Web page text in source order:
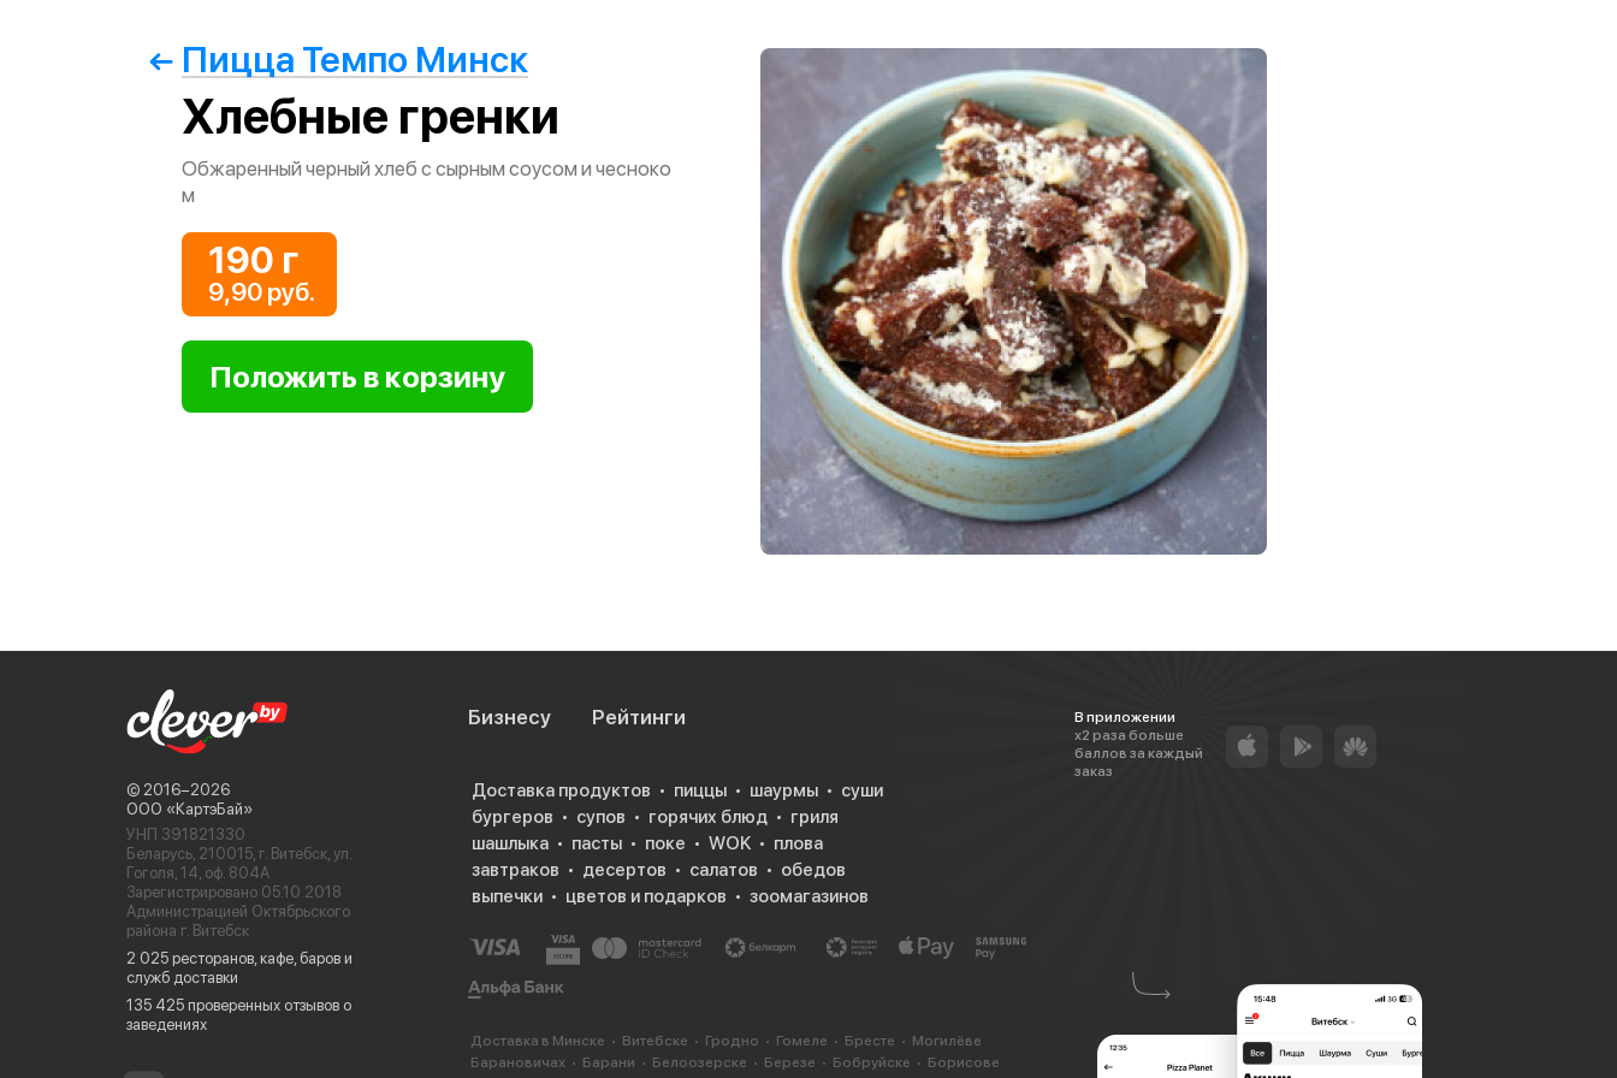
Пицца Темпо Минск
Хлебные гренки
Обжаренный черный хлеб с сырным соусом и чесноко
м
190 г
9,90 руб.
© 2016−2026
ООО «КартэБай»
УНП 391821330
Беларусь, 210015, г. Витебск, ул.
Гоголя, 14, оф. 804А
Зарегистрировано 05.10.2018
Администрацией Октябрьского
района г. Витебск
2 025 ресторанов, кафе, баров и
служб доставки
135 425 проверенных отзывов о
заведениях
Бизнесу Рейтинги
В приложении
х2 раза больше
баллов за каждый
заказ
Доставка продуктов пиццы шаурмы
суши
бургеров
супов горячих блюд
гриля
шашлыка
пасты поке WOK
плова
завтраков
десертов салатов
обедов
выпечки
цветов и подарков зоомагазинов
Доставка в Минске Витебске Гродно Гомеле Бресте
Могилёве
Барановичах
Барани Белоозерске Березе Бобруйске
Борисове